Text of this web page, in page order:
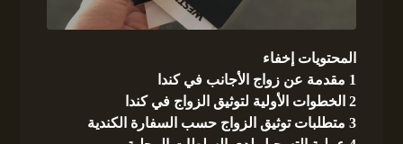
المحتويات إخفاء
1 مقدمة عن زواج الأجانب في كندا
2 الخطوات الأولية لتوثيق الزواج في كندا
3 متطلبات توثيق الزواج حسب السفارة الكندية